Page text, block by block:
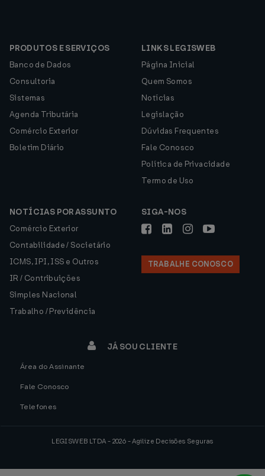
PRODUTOS E SERVIÇOS
Banco de Dados
Consultoria
Sistemas
Agenda Tributária
Comércio Exterior
Boletim Diário
LINKS LEGISWEB
Página Inicial
Quem Somos
Notícias
Legislação
Dúvidas Frequentes
Fale Conosco
Política de Privacidade
Termo de Uso
NOTÍCIAS POR ASSUNTO
Comércio Exterior
Contabilidade / Societário
ICMS, IPI, ISS e Outros
IR / Contribuições
Simples Nacional
Trabalho / Previdência
SIGA-NOS
TRABALHE CONOSCO
JÁ SOU CLIENTE
Área do Assinante
Fale Conosco
Telefones
LEGISWEB LTDA - 2026 - Agilize Decisões Seguras